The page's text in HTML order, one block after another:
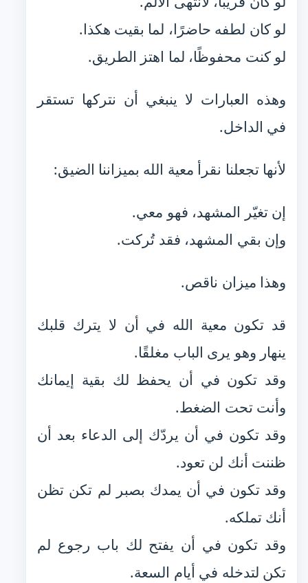
لو كان لطفه حاضرًا، لما بقيت هكذا.
لو كنت محفوظًا، لما اهتز الطريق.
وهذه العبارات لا ينبغي أن نتركها تستقر
في الداخل.
لأنها تجعلنا نقرأ معية الله بميزاننا الضيق:
إن تغيّر المشهد، فهو معي.
وإن بقي المشهد، فقد تُركت.
وهذا ميزان ناقص.
قد تكون معية الله في أن لا يترك قلبك
ينهار وهو يرى الباب مغلقًا.
وقد تكون في أن يحفظ لك بقية إيمانك
وأنت تحت الضغط.
وقد تكون في أن يردّك إلى الدعاء بعد أن
ظننت أنك لن تعود.
وقد تكون في أن يمدك بصبر لم تكن تظن
أنك تملكه.
وقد تكون في أن يفتح لك باب رجوع لم
تكن لتدخله في أيام السعة.